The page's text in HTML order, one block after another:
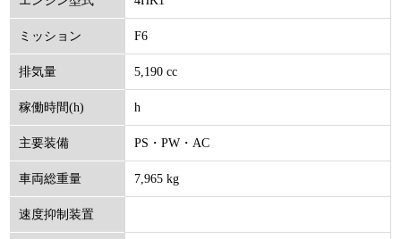
ミッション F6
排気量 5,190 cc
稼働時間(h) h
主要装備 PS・PW・AC
車両総重量 7,965 kg
速度抑制装置